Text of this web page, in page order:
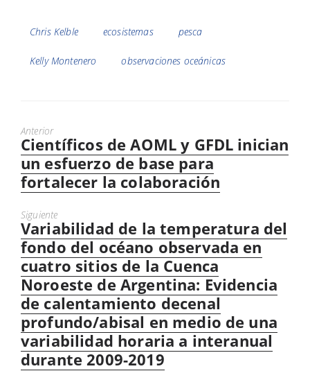
Etiquetas
Chris Kelble ecosistemas pesca
Kelly Montenero observaciones oceánicas
Anterior
Puesto
anterior:
Científicos de AOML y GFDL inician
un esfuerzo de base para
fortalecer la colaboración
Siguiente
Próximo
mensaje:
Variabilidad de la temperatura del
fondo del océano observada en
cuatro sitios de la Cuenca
Noroeste de Argentina: Evidencia
de calentamiento decenal
profundo/abisal en medio de una
variabilidad horaria a interanual
durante 2009-2019